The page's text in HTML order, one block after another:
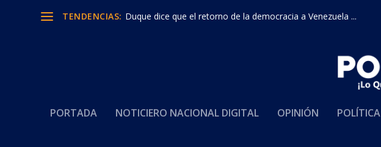
TENDENCIAS: Duque dice que el retorno de la democracia a Venezuela ...
PORTADA NOTICIERO NACIONAL DIGITAL OPINIÓN POLÍTICA